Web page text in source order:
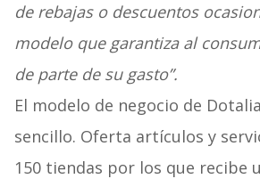
de rebajas o descuentos
modelo que garantiza al
de parte de su gasto”.
El modelo de negocio de
sencillo. Oferta artículos y
150 tiendas por los que recibe